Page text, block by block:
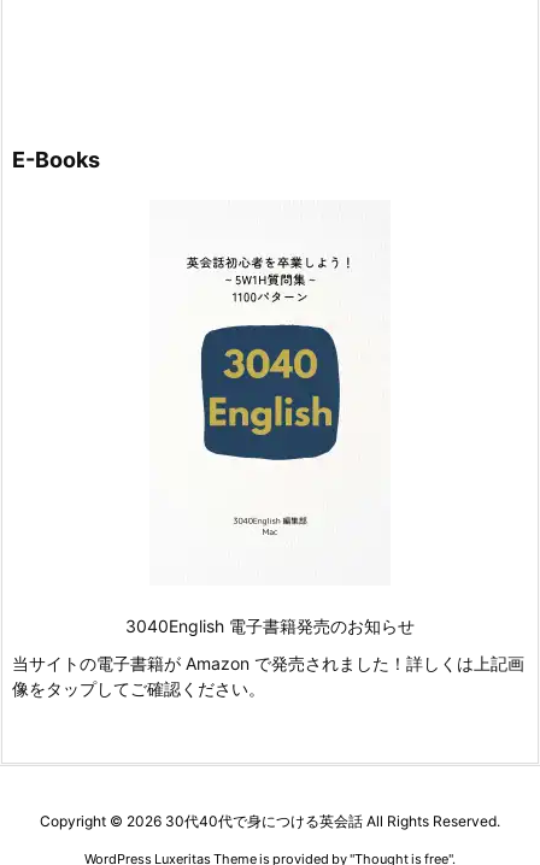
E-Books
3040English 電子書籍発売のお知らせ
当サイトの電子書籍が Amazon で発売されました！詳しくは上記画
像をタップしてご確認ください。
Copyright © 2026 30代40代で身につける英会話 All Rights Reserved.
WordPress Luxeritas Theme is provided by "Thought is free".